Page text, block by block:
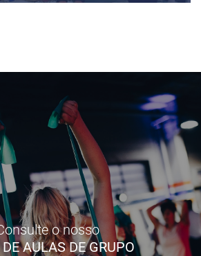
o nosso
AULAS DE GRUPO